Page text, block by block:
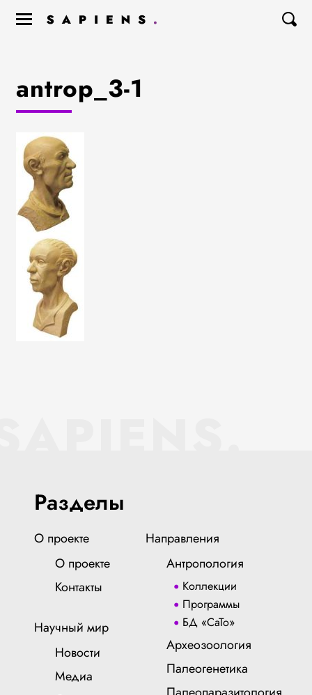
antrop_3-1
Разделы
О проекте
О проекте
Контакты
Научный мир
Новости
Медиа
Направления
Антропология
Коллекции
Программы
БД «СаТо»
Археозоология
Палеогенетика